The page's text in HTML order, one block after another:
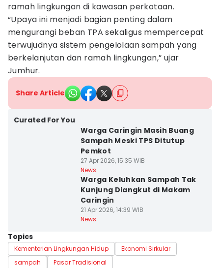
ramah lingkungan di kawasan perkotaan.
“Upaya ini menjadi bagian penting dalam
mengurangi beban TPA sekaligus mempercepat
terwujudnya sistem pengelolaan sampah yang
berkelanjutan dan ramah lingkungan,” ujar
Jumhur.
Share Article
Curated For You
Warga Caringin Masih Buang
Sampah Meski TPS Ditutup
Pemkot
27 Apr 2026, 15:35 WIB
News
Warga Keluhkan Sampah Tak
Kunjung Diangkut di Makam
Caringin
21 Apr 2026, 14:39 WIB
News
Topics
Kementerian Lingkungan Hidup
Ekonomi Sirkular
sampah
Pasar Tradisional